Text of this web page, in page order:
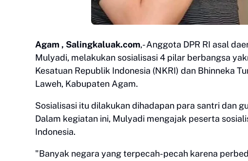
Agam , Salingkaluak.com,- Anggota DPR RI asal
Mulyadi, melakukan sosialisasi 4 pilar berbangsa
Kesatuan Republik Indonesia (NKRI) dan Bhinneka
Laweh, Kabupaten Agam.
Sosialisasi itu dilakukan dihadapan para santri dan
Dalam kegiatan ini, Mulyadi mengajak peserta
Indonesia.
"Banyak negara yang terpecah-pecah karena